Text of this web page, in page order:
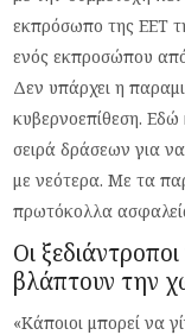
εκπρόσωπο της ΕΕΤ
ενός εκπροσώπου
Δεν υπάρχει η
κυβερνοεπίθεση. Εδώ
σειρά δράσεων για
με νεότερα. Με τα
πρωτόκολλα
Οι
βλάπτουν την
«Κάποιοι μπορεί να